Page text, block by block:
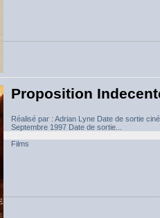
Proposition
Réalisé par : Adrian Lyne Date de sortie
Septembre 1997 Date de sortie...
Films